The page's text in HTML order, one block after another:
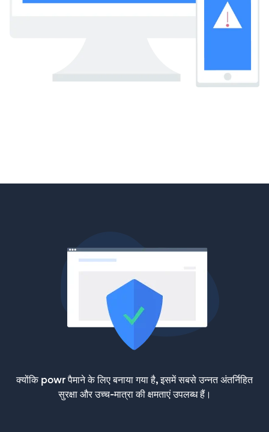
क्योंकि powr पैमाने के लिए बनाया गया है, इसमें सबसे उन्नत अंतर्निहित
सुरक्षा और उच्च-मात्रा की क्षमताएं उपलब्ध हैं।